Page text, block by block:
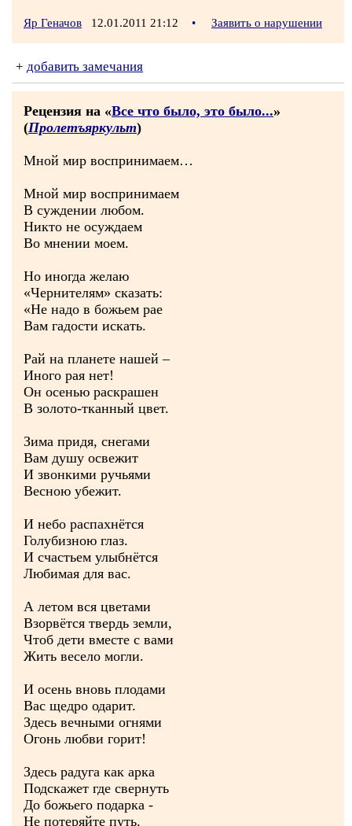
Яр Геначов 12.01.2011 21:12 • Заявить о нарушении
+ добавить замечания
Рецензия на «Все что было, это было...»
(Пролетъяркульт)
Мной мир воспринимаем…
Мной мир воспринимаем
В суждении любом.
Никто не осуждаем
Во мнении моем.
Но иногда желаю
«Чернителям» сказать:
«Не надо в божьем рае
Вам гадости искать.
Рай на планете нашей –
Иного рая нет!
Он осенью раскрашен
В золото-тканный цвет.
Зима придя, снегами
Вам душу освежит
И звонкими ручьями
Весною убежит.
И небо распахнётся
Голубизною глаз.
И счастьем улыбнётся
Любимая для вас.
А летом вся цветами
Взорвётся твердь земли,
Чтоб дети вместе с вами
Жить весело могли.
И осень вновь плодами
Вас щедро одарит.
Здесь вечными огнями
Огонь любви горит!
Здесь радуга как арка
Подскажет где свернуть
До божьего подарка -
Не потеряйте путь.